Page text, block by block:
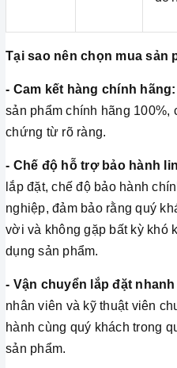
Tại sao nên chọn mua sản
- Cam kết hàng chính hãng:
sản phẩm chính hãng 100%,
chứng từ rõ ràng.
- Chế độ hỗ trợ bảo hành
lắp đặt, chế độ bảo hành
nghiệp, đảm bảo rằng quý
vời và không gặp bất kỳ khó
dụng sản phẩm.
- Vận chuyển lắp đặt
nhân viên và kỹ thuật viên
hành cùng quý khách trong
sản phẩm.